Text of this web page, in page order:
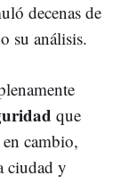
decenas de
su análisis.
que
cambio,
ciudad y